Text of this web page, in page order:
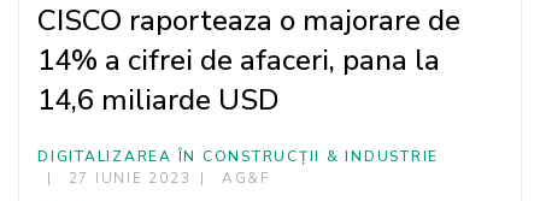
CISCO raporteaza o majorare de
14% a cifrei de afaceri, pana la
14,6 miliarde USD
DIGITALIZAREA ÎN CONSTRUCȚII & INDUSTRIE
27 IUNIE 2023
AG&F